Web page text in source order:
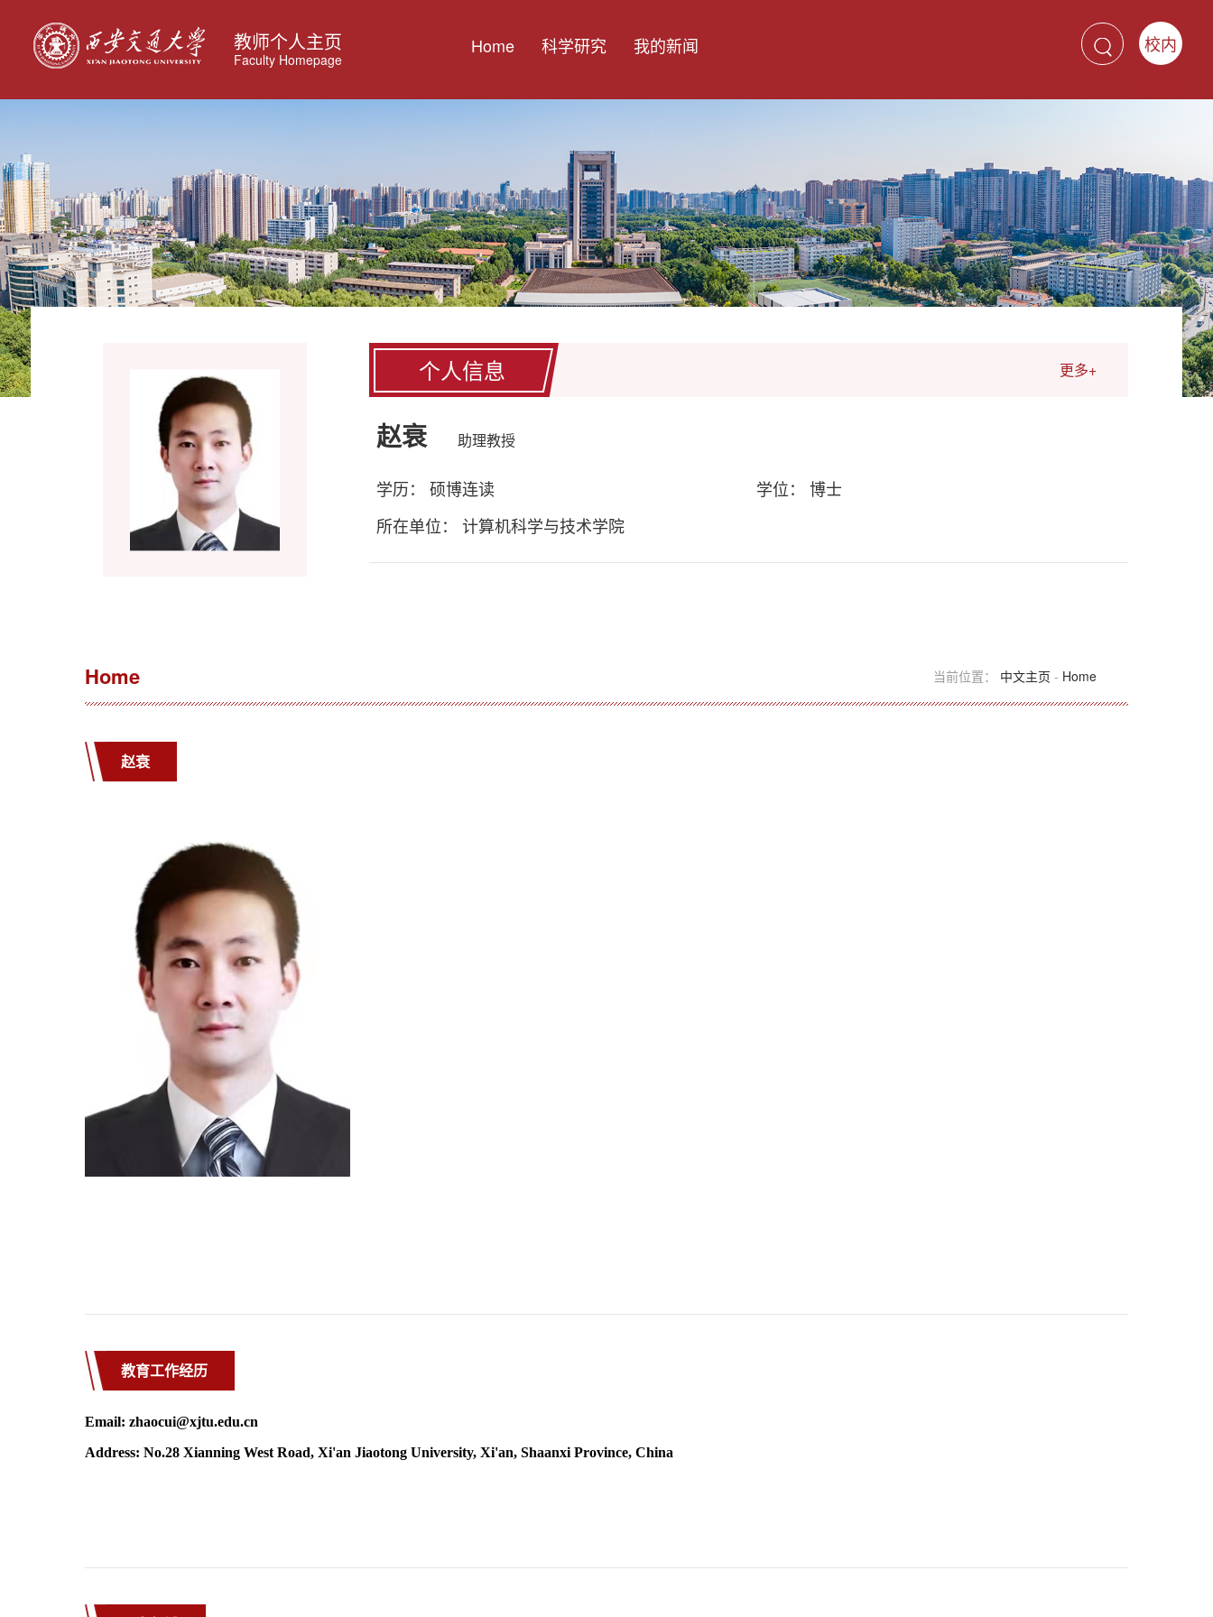
教师个人主页
Faculty Homepage
校内
Home 科学研究 我的新闻
个人信息 更多+
赵衰 助理教授
学历： 硕博连读
学位： 博士
所在单位： 计算机科学与技术学院
Home 当前位置： 中文主页 - Home
赵衰
教育工作经历